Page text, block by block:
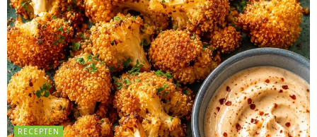
RECEPTEN